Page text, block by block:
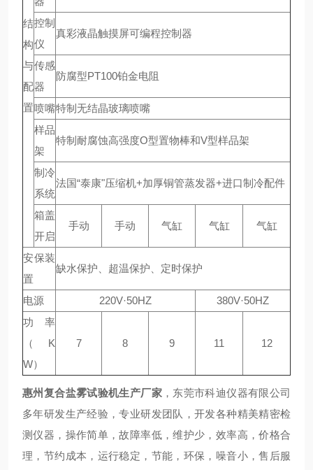
结
构
与
配
置
控制
仪
真彩液晶触摸屏可编程控制器
传感
器
防腐型PT100铂金电阻
喷嘴特制无结晶玻璃喷嘴
样品
架
特制耐腐蚀高强度O型置物棒和V型样品架
制冷
系统
法国“泰康"压缩机+加厚铜管蒸发器+进口制冷配件
箱盖
开启
手动 手动 气缸 气缸 气缸
安保装
置
缺水保护、超温保护、定时保护
电源 220V·50HZ
380V·50HZ
功率
（K
W）
7 8 9 11 12
惠州复合盐雾试验机生产厂家， 东莞市科迪仪器有限公司
多年研发生产经验，专业研发团队，开发各种精美精密检
测仪器，操作简单，故障率低，维护少，效率高，价格合
理，节约成本，运行稳定，节能，环保，噪音小，售后服